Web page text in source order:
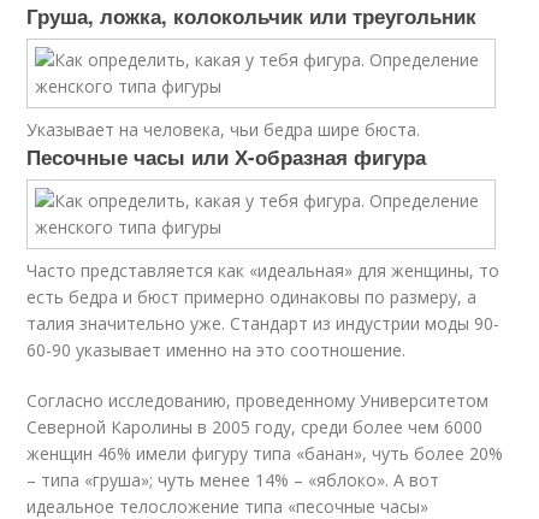
Груша, ложка, колокольчик или треугольник
Указывает на человека, чьи бедра шире бюста.
Песочные часы или Х-образная фигура
Часто представляется как «идеальная» для женщины, то
есть бедра и бюст примерно одинаковы по размеру, а
талия значительно уже. Стандарт из индустрии моды 90-
60-90 указывает именно на это соотношение.
Согласно исследованию, проведенному Университетом
Северной Каролины в 2005 году, среди более чем 6000
женщин 46% имели фигуру типа «банан», чуть более 20%
– типа «груша»; чуть менее 14% – «яблоко». А вот
идеальное телосложение типа «песочные часы»